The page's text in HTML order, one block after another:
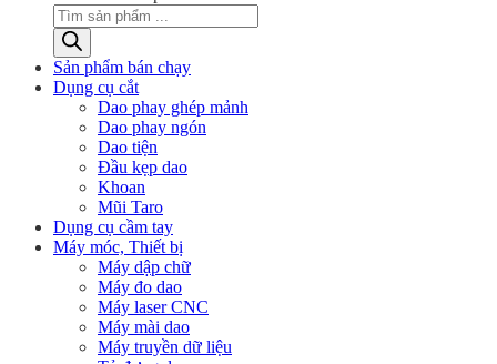
Sản phẩm bán chạy
Dụng cụ cắt
Dao phay ghép mảnh
Dao phay ngón
Dao tiện
Đầu kẹp dao
Khoan
Mũi Taro
Dụng cụ cầm tay
Máy móc, Thiết bị
Máy dập chữ
Máy đo dao
Máy laser CNC
Máy mài dao
Máy truyền dữ liệu